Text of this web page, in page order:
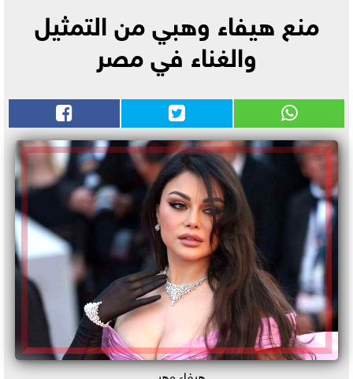
منع هيفاء وهبي من التمثيل
والغناء في مصر